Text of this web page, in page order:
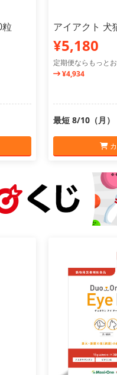
アイアクト 犬
¥5,180
定期便ならもっとお
¥4,934
最短 8/10（月）
カ